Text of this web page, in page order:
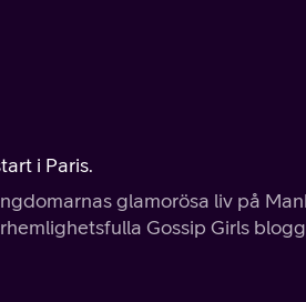
i Paris.
glamorösa liv på
Gossip Girls